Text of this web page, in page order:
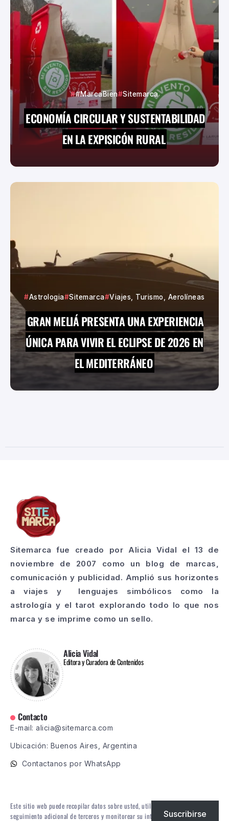
#MarcaBien Sitemarca
ECONOMÍA CIRCULAR Y SUSTENTABILIDAD
EN LA EXPISICÓN RURAL
Astrologia Sitemarca Viajes, Turismo, Aerolíneas
GRAN MELIÁ PRESENTA UNA EXPERIENCIA
ÚNICA PARA VIVIR EL ECLIPSE DE 2026 EN
EL MEDITERRÁNEO
Sitemarca fue creado por Alicia Vidal el 13 de
noviembre de 2007 como un blog de marcas,
comunicación y publicidad. Amplió sus horizontes
a viajes y lenguajes simbólicos como la
astrología y el tarot explorando todo lo que nos
marca y se imprime como un sello.
Alicia Vidal
Editora y Curadora de Contenidos
Contacto
E-mail: alicia@sitemarca.com
Ubicación: Buenos Aires, Argentina
Contactanos por WhatsApp
Este sitio web puede recopilar datos sobre usted, utilizar cookies, integrar
seguimiento adicional de terceros y monitorear su interacción con ese
Suscribirse